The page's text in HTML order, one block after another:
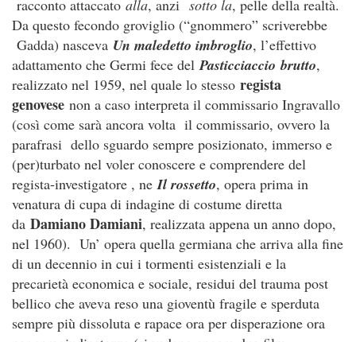
racconto attaccato alla, anzi sotto la, pelle della realtà.
Da questo fecondo groviglio (“gnommero” scriverebbe
Gadda) nasceva Un maledetto imbroglio, l’effettivo
adattamento che Germi fece delPasticciaccio brutto,
realizzato nel 1959, nel quale lo stesso regista
genovese non a caso interpreta il commissario Ingravallo
(così come sarà ancora volta il commissario, ovvero la
parafrasi dello sguardo sempre posizionato, immerso e
(per)turbato nel voler conoscere e comprendere del
regista-investigatore , neIl rossetto, opera prima in
venatura di cupa di indagine di costume diretta
da Damiano Damiani, realizzata appena un anno dopo,
nel 1960). Un’ opera quella germiana che arriva alla fine
di un decennio in cui i tormenti esistenziali e la
precarietà economica e sociale, residui del trauma post
bellico che aveva reso una gioventù fragile e sperduta
sempre più dissoluta e rapace ora per disperazione ora